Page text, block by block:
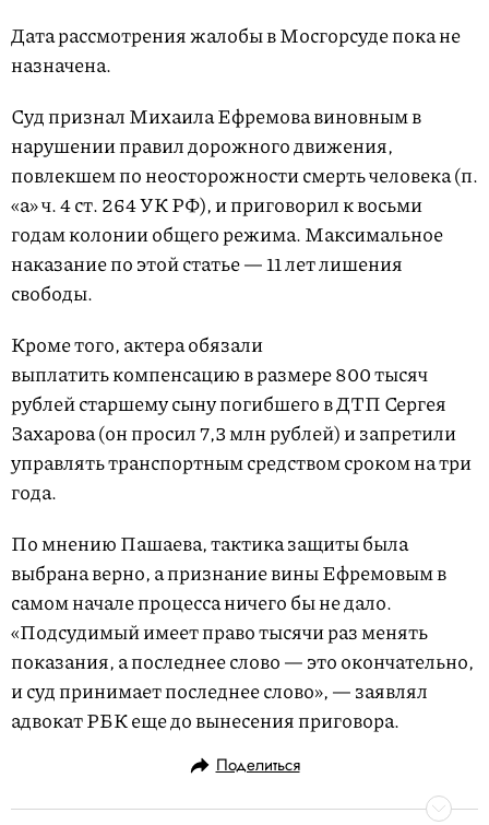
Дата рассмотрения жалобы в Мосгорсуде пока не
назначена.
Суд признал Михаила Ефремова виновным в
нарушении правил дорожного движения,
повлекшем по неосторожности смерть человека (п.
«а» ч. 4 ст. 264 УК РФ), и приговорил к восьми
годам колонии общего режима. Максимальное
наказание по этой статье — 11 лет лишения
свободы.
Кроме того, актера обязали
выплатить компенсацию в размере 800 тысяч
рублей старшему сыну погибшего в ДТП Сергея
Захарова (он просил 7,3 млн рублей) и запретили
управлять транспортным средством сроком на три
года.
По мнению Пашаева, тактика защиты была
выбрана верно, а признание вины Ефремовым в
самом начале процесса ничего бы не дало.
«Подсудимый имеет право тысячи раз менять
показания, а последнее слово — это окончательно,
и суд принимает последнее слово», — заявлял
адвокат РБК еще до вынесения приговора.
Поделиться